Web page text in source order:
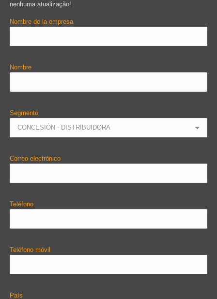
nenhuma atualização!
Nombre de la empresa
Nombre
Segmento
Correo electrónico
Teléfono
Teléfono móvil
País